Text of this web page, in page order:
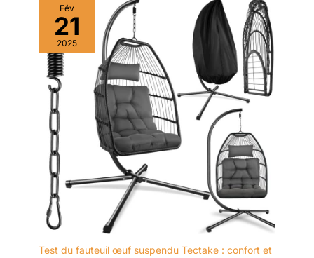
Fév
21
2025
Test du fauteuil œuf suspendu Tectake : confort et